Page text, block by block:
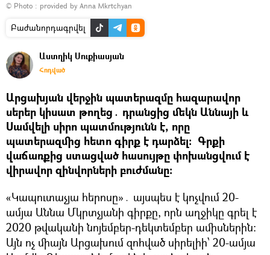
© Photo : provided by Anna Mkrtchyan
Բաժանորդագրվել
Աստղիկ Սուքիասյան
Հոդված
Արցախյան վերջին պատերազմը հազարավոր
սերեր կիսատ թողեց․ դրանցից մեկն Աննայի և
Սամվելի սիրո պատմությունն է, որը
պատերազմից հետո գիրք է դարձել։ Գրքի
վաճառքից ստացված հասույթը փոխանցվում է
վիրավոր զինվորների բուժմանը։
«Կապուտաչյա հերոսը»․ այսպես է կոչվում 20-
ամյա Աննա Մկրտչյանի գիրքը, որն աղջիկը գրել է
2020 թվականի նոյեմբեր-դեկտեմբեր ամիսներին։
Այն ոչ միայն Արցախում զոհված սիրելիի՝ 20-ամյա